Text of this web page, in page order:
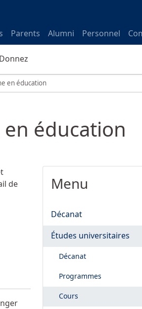
Parents Alumni Personnel
Donnez
en éducation
en éducation
de
Menu
Décanat
Études universitaires
Décanat
Programmes
Cours